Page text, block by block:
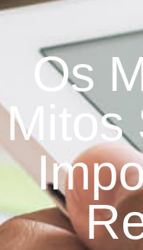
Os
Mitos